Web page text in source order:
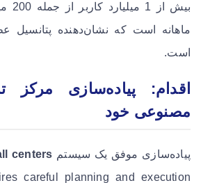
ماهانه است که نشان‌دهنده پتانسیل
است.
اقدام: پیاده‌سازی
مصنوعی خود
پیاده‌سازی موفق یک سیستم centers